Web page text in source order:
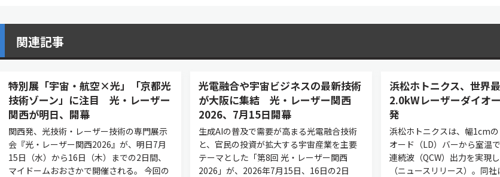
関連記事
特別展「宇宙・航空×光」「京都光
技術ゾーン」に注目 光・レーザー
関西が明日、開幕
関西発、光技術・レーザー技術の専門展示
会『光・レーザー関西2026』が、明日7月
15日（水）から16日（木）までの2日間、
マイドームおおさかで開催される。 今回の
光電融合や宇宙ビジネスの最新技術
が大阪に集結 光・レーザー関西
2026、7月15日開幕
生成AIの普及で需要が高まる光電融合技術
と、官民の投資が拡大する宇宙産業を主要
テーマとした「第8回 光・レーザー関西
2026」が、2026年7月15日、16日の2日
浜松ホトニクス、世界
2.0kWレーザーダイオ
発
浜松ホトニクスは、幅1cm
オード（LD）バーから室温
連続波（QCW）出力を実現
（ニュースリリース）。同